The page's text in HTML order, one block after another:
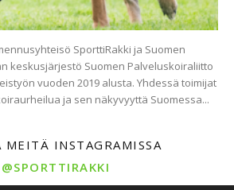
SporttiRakki ja Suomen
keskusjärjestö Suomen Palveluskoiraliitto
vuoden 2019 alusta. Yhdessä toimijat
ja sen näkyvyyttä Suomessa...
MEITÄ INSTAGRAMISSA
@SPORTTIRAKKI